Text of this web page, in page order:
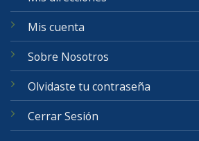
Mis cuenta
Sobre Nosotros
Olvidaste tu contraseña
Cerrar Sesión